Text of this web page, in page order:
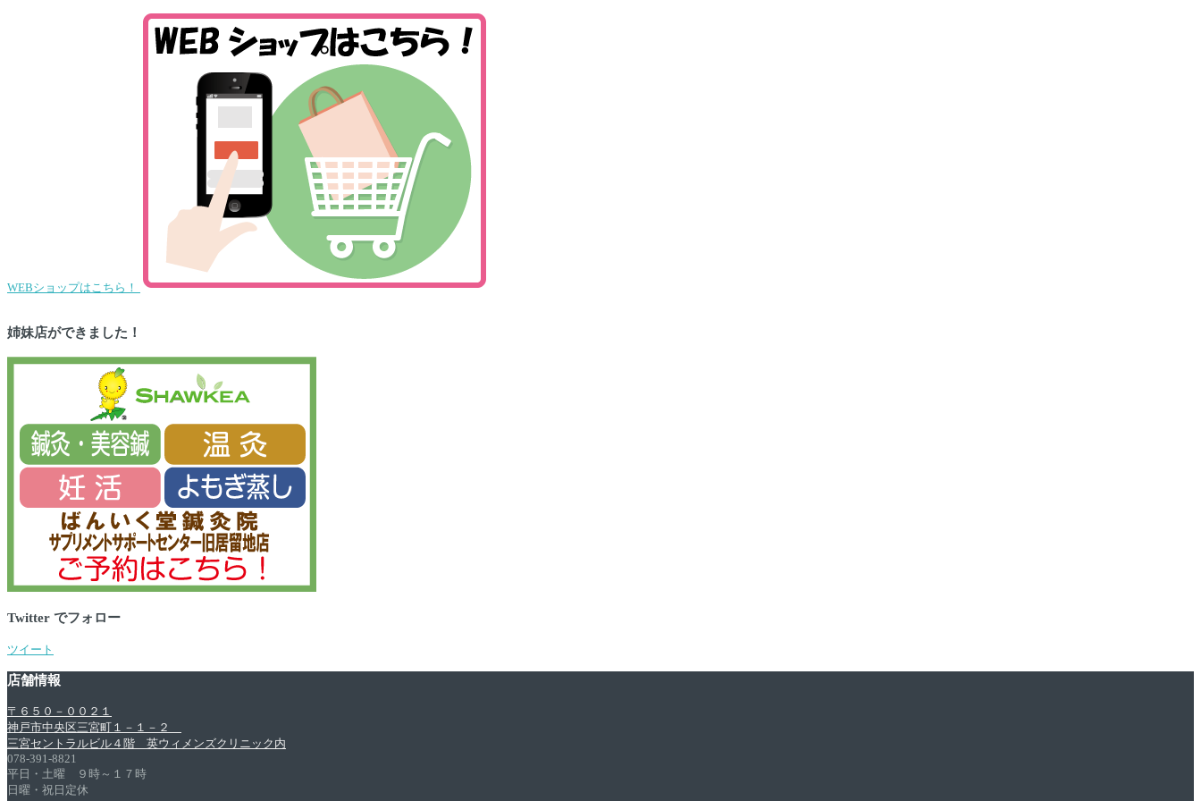
WEBショップはこちら！
姉妹店ができました！
Twitter でフォロー
ツイート
店舗情報
〒６５０－００２１
神戸市中央区三宮町１－１－２
三宮セントラルビル４階 英ウィメンズクリニック内
078-391-8821
平日・土曜 ９時～１７時
日曜・祝日定休